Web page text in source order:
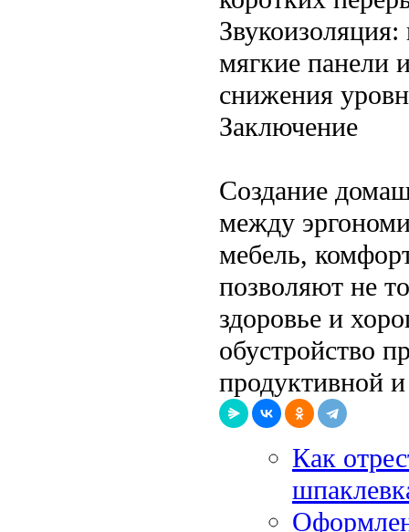
мягкие панели
снижения
Заключение
Создание
между
мебель,
позволяют не
здоровье и
обустройство
продуктивной
Как